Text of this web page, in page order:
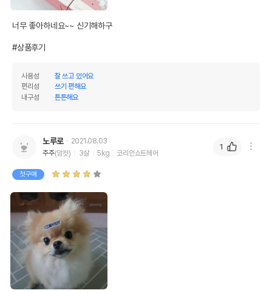
너무 좋아하네요~~ 신기해하구
#상품후기
사용성
잘 쓰고 있어요
편리성
쓰기 편해요
내구성
튼튼해요
노루로
2021.08.03
주주(암컷) 3살 5kg 코리안쇼트헤어
첫구매
1